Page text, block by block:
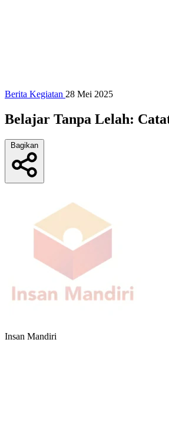
Berita Kegiatan 28 Mei 2025
Belajar Tanpa Lelah:
Bagikan
Insan Mandiri